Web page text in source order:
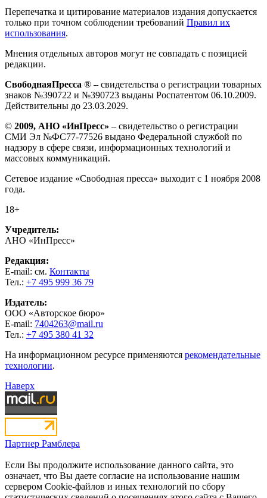
Перепечатка и цитирование материалов издания допускается
только при точном соблюдении требований Правил их
использования.
Мнения отдельных авторов могут не совпадать с позицией
редакции.
СвободнаяПресса ® – свидетельства о регистрации товарных
знаков №390722 и №390723 выданы Роспатентом 06.10.2009.
Действительны до 23.03.2029.
© 2009, АНО «ИнПресс» – свидетельство о регистрации
СМИ Эл №ФС77-77526 выдано Федеральной службой по
надзору в сфере связи, информационных технологий и
массовых коммуникаций.
Сетевое издание «Свободная пресса» выходит с 1 ноября 2008
года.
18+
Учредитель:
АНО «ИнПресс»
Редакция:
E-mail: см. Контакты
Тел.: +7 495 999 36 79
Издатель:
ООО «Авторское бюро»
E-mail: 7404263@mail.ru
Тел.: +7 495 380 41 32
На информационном ресурсе применяются рекомендательные
технологии.
Наверх
Партнер Рамблера
Если Вы продолжите использование данного сайта, это
означает, что Вы даете согласие на использование нашим
сервером Cookie-файлов и иных технологий по сбору